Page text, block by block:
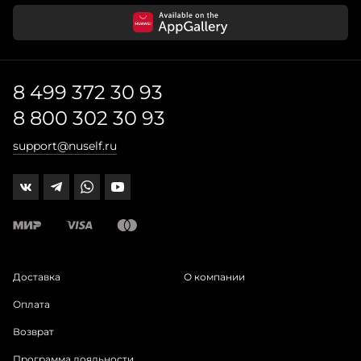
8 499 372 30 93
8 800 302 30 93
support@nuself.ru
Доставка
Оплата
Возврат
О компании